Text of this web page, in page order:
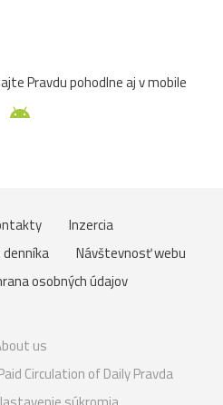
Pravdu pohodlne aj v mobile
Inzercia
Návštevnosť webu
osobných údajov
us
Circulation of Daily Pravda